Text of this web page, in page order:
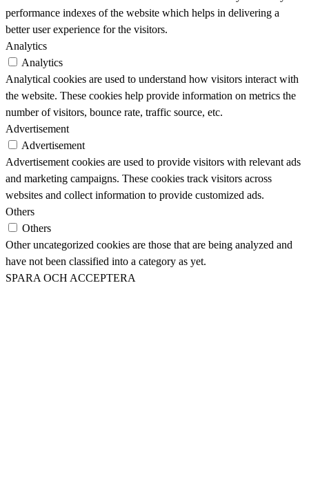
performance indexes of the website which helps in delivering a
better user experience for the visitors.
Analytics
Analytics
Analytical cookies are used to understand how visitors interact with
the website. These cookies help provide information on metrics the
number of visitors, bounce rate, traffic source, etc.
Advertisement
Advertisement
Advertisement cookies are used to provide visitors with relevant ads
and marketing campaigns. These cookies track visitors across
websites and collect information to provide customized ads.
Others
Others
Other uncategorized cookies are those that are being analyzed and
have not been classified into a category as yet.
SPARA OCH ACCEPTERA